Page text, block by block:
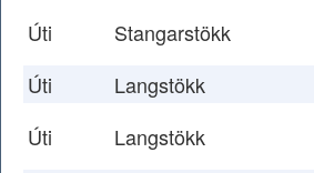
Úti Stangarstökk
Úti
Langstökk
Úti
Langstökk